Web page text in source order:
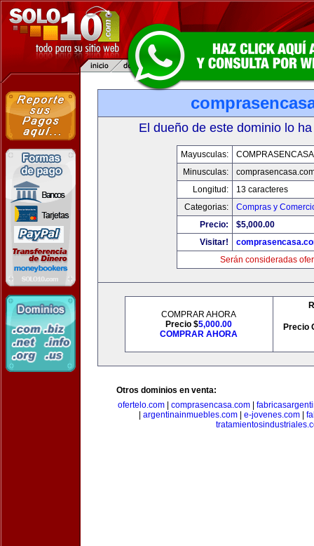
El dueño de este dominio lo
Mayusculas:
Minusculas:
Longitud:
13 caracteres
Categorias:
Compras y
Precio:
$5,000.00
Visitar!
Serán consideradas
COMPRAR AHORA
Precio $5,000.00
COMPRAR AHORA
Precio
Otros dominios en venta:
ofertelo.com| comprasencasa.com|
argentinainmuebles.com| e-jovenes.com|